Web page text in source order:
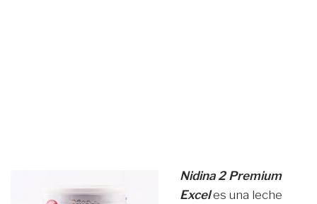
Nidina 2 Premium
Exceles una leche